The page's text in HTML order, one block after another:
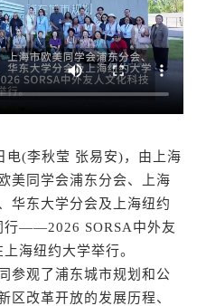
(李秋莹 张易安)，由上海
美同学会浦东分会、上海
华东大学分会及上海纽约
行——2026 SORSA中外友
海纽约大学举行。
观了浦东城市规划和公
区改革开放的发展历程、